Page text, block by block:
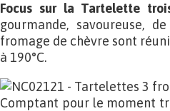
Focus sur la Tartelette
gourmande, savoureuse,
fromage de chèvre sont
à 190°C.
Comptant pour le moment